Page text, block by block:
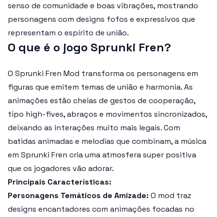
senso de comunidade e boas vibrações, mostrando
personagens com designs fofos e expressivos que
representam o espírito de união.
O que é o jogo Sprunki Fren?
O Sprunki Fren Mod transforma os personagens em
figuras que emitem temas de união e harmonia. As
animações estão cheias de gestos de cooperação,
tipo high-fives, abraços e movimentos sincronizados,
deixando as interações muito mais legais. Com
batidas animadas e melodias que combinam, a música
em Sprunki Fren cria uma atmosfera super positiva
que os jogadores vão adorar.
Principais Características:
Personagens Temáticos de Amizade: O mod traz
designs encantadores com animações focadas no